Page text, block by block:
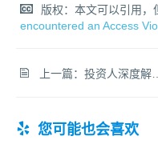
版权：本文可以引用，
encountered an Access
上一篇： 投资人深度解读VR资本市场：现在仍然是内容创业的好机会
您可能也会喜欢